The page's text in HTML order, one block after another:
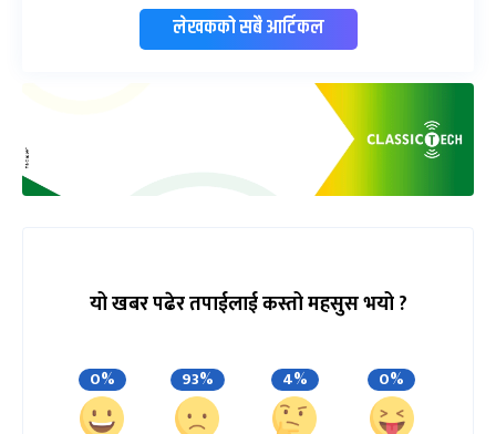
लेखकको सबै आर्टिकल
यो खबर पढेर तपाईलाई कस्तो महसुस भयो ?
0% 93% 4% 0%